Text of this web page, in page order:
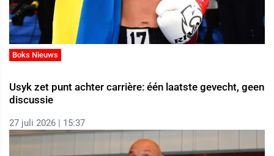
Boks Nieuws
Usyk zet punt achter carrière: één laatste gevecht, geen
discussie
27 juli 2026 | 15:37